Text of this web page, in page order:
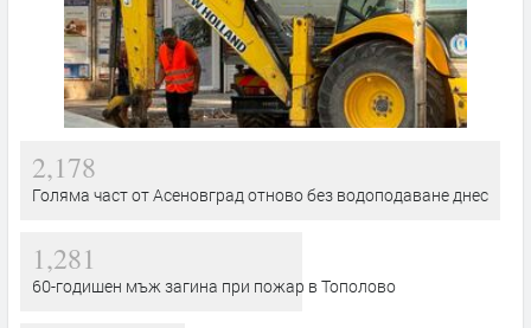
2,178
Голяма част от Асеновград отново без водоподаване днес
1,281
60-годишен мъж загина при пожар в Тополово